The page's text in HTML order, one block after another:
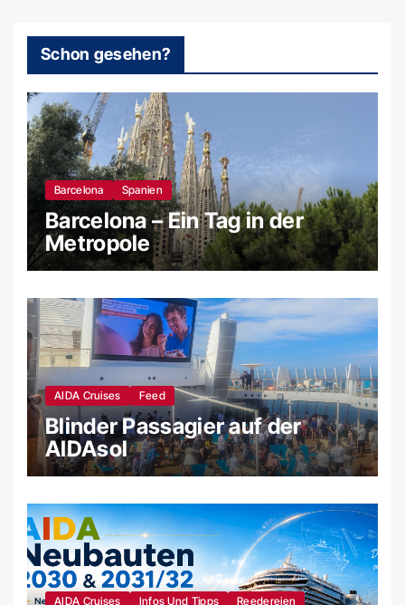
Schon gesehen?
Barcelona Spanien
Barcelona – Ein Tag in der
Metropole
AIDA Cruises Feed
Blinder Passagier auf der
AIDAsol
AIDA Cruises Infos Und Tipps Reedereien